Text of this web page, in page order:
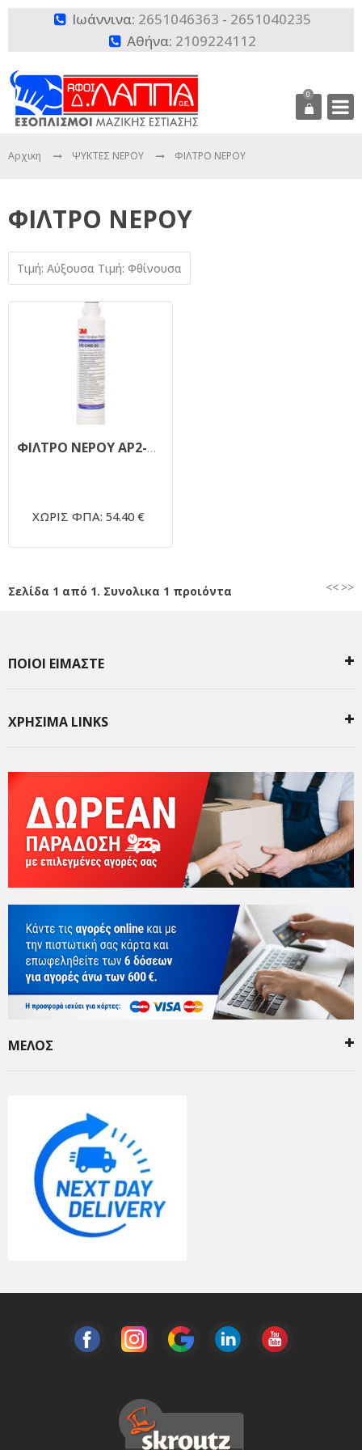
 Ιωάννινα: 2651046363 - 2651040235
 Αθήνα: 2109224112
0
Αρχικη ΨΥΚΤΕΣ ΝΕΡΟΥ ΦΙΛΤΡΟ ΝΕΡΟΥ
ΦΙΛΤΡΟ ΝΕΡΟΥ
Τιμή: Αύξουσα Τιμή: Φθίνουσα
ΦΙΛΤΡΟ ΝΕΡΟΥ AP2-C405-SG
ΧΩΡΙΣ ΦΠΑ: 54.40 €
Σελίδα 1 από 1. Συνολικα 1 προιόντα << >>
ΠΟΙΟΙ ΕΙΜΑΣΤΕ
ΧΡΗΣΙΜΑ LINKS
ΜΕΛΟΣ